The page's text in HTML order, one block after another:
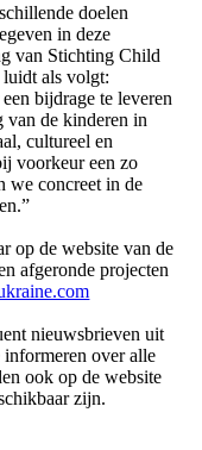
doelen
in deze
van Stichting Child
als volgt:
bijdrage te leveren
van de kinderen in
cultureel en
voorkeur een zo
we concreet in de
op de website van de
afgeronde projecten
nieuwsbrieven uit
informeren over alle
ook op de website
zijn.